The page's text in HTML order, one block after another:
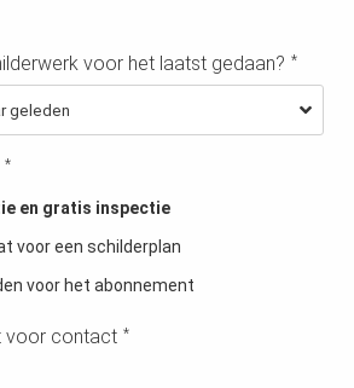
voor het laatst gedaan? *
*
en gratis inspectie
voor een schilderplan
voor het abonnement
voor contact *